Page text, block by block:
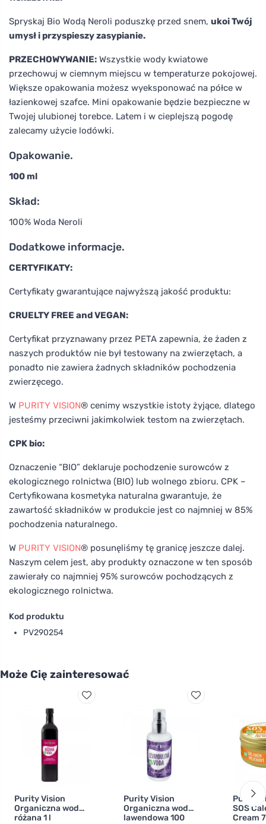
Spryskaj Bio Wodą Neroli poduszkę przed snem, ukoi Twój
umysł i przyspieszy zasypianie.
PRZECHOWYWANIE: Wszystkie wody kwiatowe
przechowuj w ciemnym miejscu w temperaturze pokojowej.
Większe opakowania możesz wyeksponować na półce w
łazienkowej szafce. Mini opakowanie będzie bezpieczne w
Twojej ulubionej torebce. Latem i w cieplejszą pogodę
zalecamy użycie lodówki.
Opakowanie.
100 ml
Skład:
100% Woda Neroli
Dodatkowe informacje.
CERTYFIKATY:
Certyfikaty gwarantujące najwyższą jakość produktu:
CRUELTY FREE and VEGAN:
Certyfikat przyznawany przez PETA zapewnia, że żaden z
naszych produktów nie był testowany na zwierzętach, a
ponadto nie zawiera żadnych składników pochodzenia
zwierzęcego.
W PURITY VISION® cenimy wszystkie istoty żyjące, dlatego
jesteśmy przeciwni jakimkolwiek testom na zwierzętach.
CPK bio:
Oznaczenie “BIO” deklaruje pochodzenie surowców z
ekologicznego rolnictwa (BIO) lub wolnego zbioru. CPK –
Certyfikowana kosmetyka naturalna gwarantuje, że
zawartość składników w produkcie jest co najmniej w 85%
pochodzenia naturalnego.
W PURITY VISION® posunęliśmy tę granicę jeszcze dalej.
Naszym celem jest, aby produkty oznaczone w ten sposób
zawierały co najmniej 95% surowców pochodzących z
ekologicznego rolnictwa.
Kod produktu
PV290254
Może Cię zainteresować
Purity Vision
Organiczna woda
różana 1 l
Purity Vision
Organiczna woda
lawendowa 100
Purity
SOS
Cream